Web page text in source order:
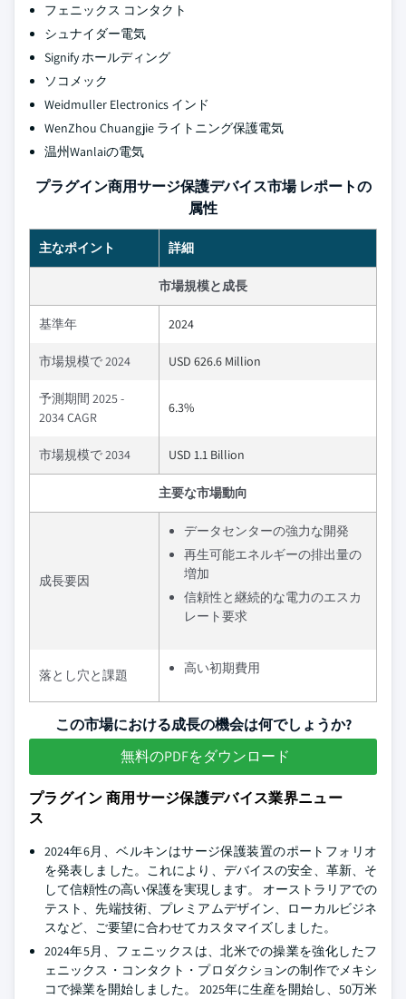
フェニックス コンタクト
シュナイダー電気
Signify ホールディング
ソコメック
Weidmuller Electronics インド
WenZhou Chuangjie ライトニング保護電気
温州Wanlaiの電気
プラグイン商用サージ保護デバイス市場 レポートの
属性
主なポイント 詳細
市場規模と成長
基準年 2024
市場規模で 2024 USD 626.6 Million
予測期間 2025 -
2034 CAGR
6.3%
市場規模で 2034 USD 1.1 Billion
主要な市場動向
成長要因
データセンターの強力な開発
再生可能エネルギーの排出量の
増加
信頼性と継続的な電力のエスカ
レート要求
落とし穴と課題 高い初期費用
この市場における成長の機会は何でしょうか?
無料のPDFをダウンロード
プラグイン 商用サージ保護デバイス業界ニュー
ス
2024年6月、ベルキンはサージ保護装置のポートフォリオ
を発表しました。これにより、デバイスの安全、革新、そ
して信頼性の高い保護を実現します。 オーストラリアでの
テスト、先端技術、プレミアムデザイン、ローカルビジネ
スなど、ご要望に合わせてカスタマイズしました。
2024年5月、フェニックスは、北米での操業を強化したフ
ェニックス・コンタクト・プロダクションの制作でメキシ
コで操業を開始しました。 2025年に生産を開始し、50万米